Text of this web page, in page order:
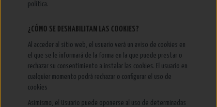
política.
¿CÓMO SE DESHABILITAN LAS COOKIES?
Al acceder al sitio web, el usuario verá un aviso de cookies en
el que se le informará de la forma en la que puede prestar o
rechazar su consentimiento a instalar las cookies. El usuario en
cualquier momento podrá rechazar o configurar el uso de
cookies
Asimismo, el Usuario puede oponerse al uso de determinadas